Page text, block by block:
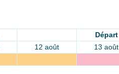
Départ
12 août 13 août